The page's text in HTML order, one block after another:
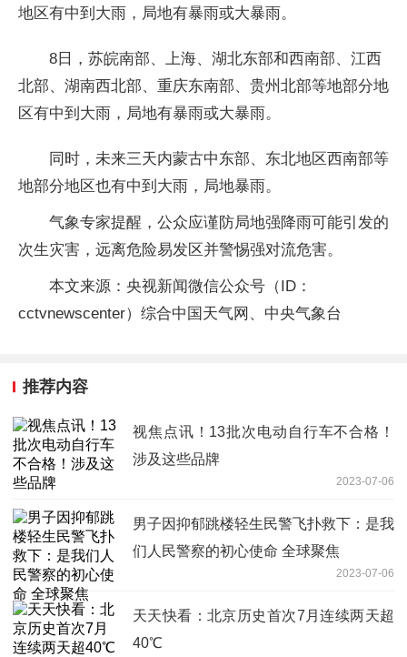
地区有中到大雨，局地有暴雨或大暴雨。
8日，苏皖南部、上海、湖北东部和西南部、江西
北部、湖南西北部、重庆东南部、贵州北部等地部分地
区有中到大雨，局地有暴雨或大暴雨。
同时，未来三天内蒙古中东部、东北地区西南部等
地部分地区也有中到大雨，局地暴雨。
气象专家提醒，公众应谨防局地强降雨可能引发的
次生灾害，远离危险易发区并警惕强对流危害。
本文来源：央视新闻微信公众号（ID：
cctvnewscenter）综合中国天气网、中央气象台
推荐内容
视焦点讯！13批次电动自行车不合格！
涉及这些品牌
2023-07-06
男子因抑郁跳楼轻生民警飞扑救下：是我
们人民警察的初心使命 全球聚焦
2023-07-06
天天快看：北京历史首次7月连续两天超
40℃